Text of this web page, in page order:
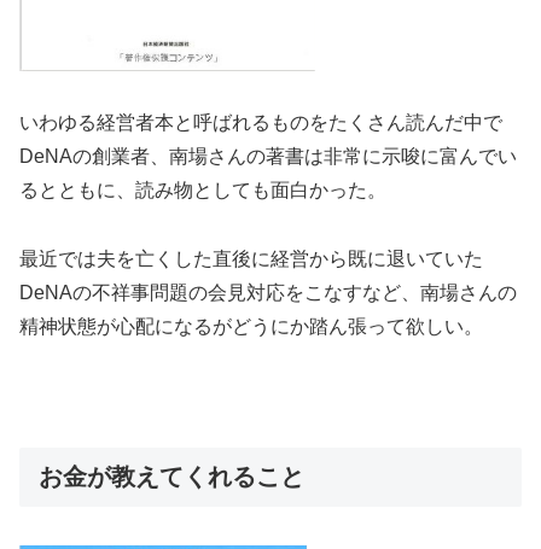
いわゆる経営者本と呼ばれるものをたくさん読んだ中で
DeNAの創業者、南場さんの著書は非常に示唆に富んでい
るとともに、読み物としても面白かった。
最近では夫を亡くした直後に経営から既に退いていた
DeNAの不祥事問題の会見対応をこなすなど、南場さんの
精神状態が心配になるがどうにか踏ん張って欲しい。
お金が教えてくれること